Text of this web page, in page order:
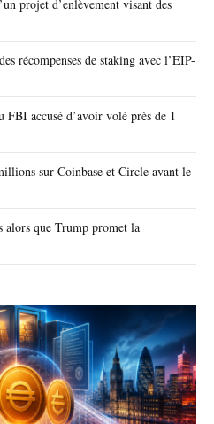
projet d’enlèvement visant des
récompenses de staking avec l’EIP-
accusé d’avoir volé près de 1
sur Coinbase et Circle avant le
alors que Trump promet la